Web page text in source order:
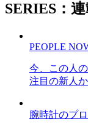
SERIES：
PEOPLE
今、この人
注目の新人
腕時計のプ